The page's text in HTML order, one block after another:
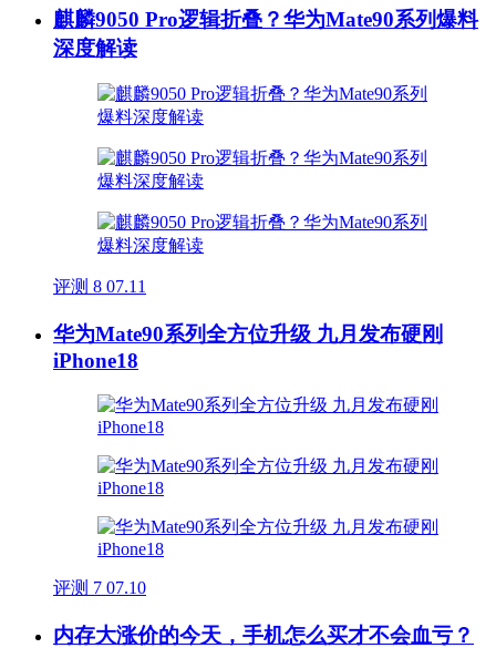
麒麟9050 Pro逻辑折叠？华为Mate90系列爆料
深度解读
评测 8 07.11
华为Mate90系列全方位升级 九月发布硬刚
iPhone18
评测 7 07.10
内存大涨价的今天，手机怎么买才不会血亏？